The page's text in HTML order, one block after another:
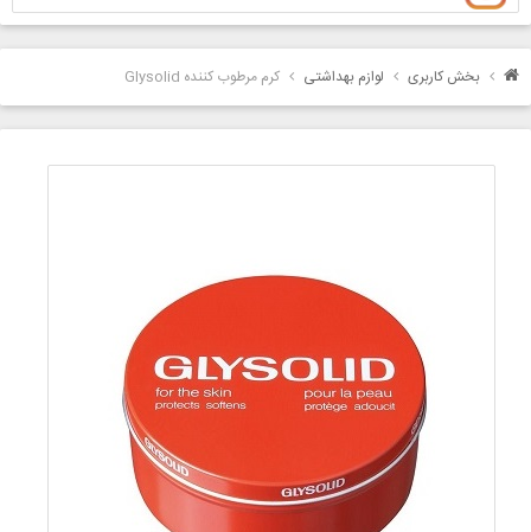
بخش کاربری لوازم بهداشتی کرم مرطوب کننده Glysolid